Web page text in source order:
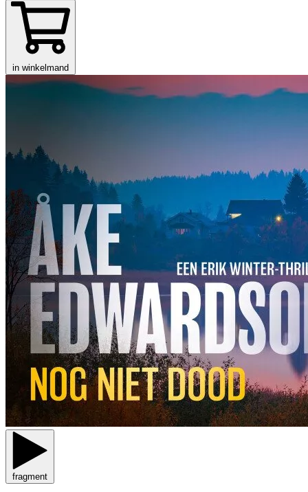
in winkelmand
fragment